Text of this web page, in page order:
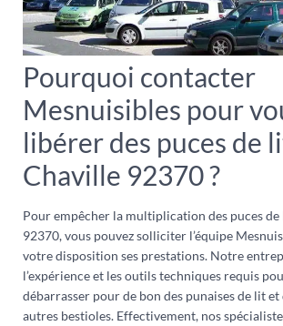
Pourquoi contacter
Mesnuisibles pour
libérer des puces de
Chaville 92370 ?
Pour empêcher la multiplication des puces
92370, vous pouvez solliciter l’équipe
votre disposition ses prestations. Notre
l’expérience et les outils techniques requis
débarrasser pour de bon des punaises de lit et
autres bestioles. Effectivement, nos